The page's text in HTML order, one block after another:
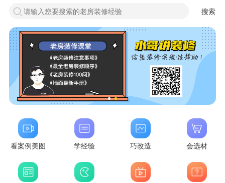
搜索
看案例美图 学经验 巧改造 会选材